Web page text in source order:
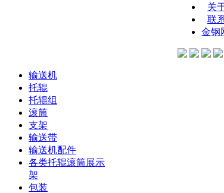
关
联
金钢
输送机
托辊
托辊组
滚筒
支架
输送带
输送机配件
各类托辊滚筒展示
架
包装